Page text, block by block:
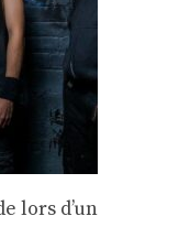
lors d’un